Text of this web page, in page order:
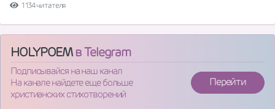
1134 читателя
HOLYPOEMв Telegram
Подписывайся на наш канал
На канале найдете еще больше
христианских стихотворений
Перейти